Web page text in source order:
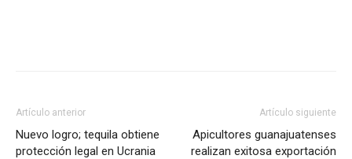
Artículo anterior
Nuevo logro; tequila obtiene
protección legal en Ucrania
Artículo siguiente
Apicultores guanajuatenses
realizan exitosa exportación